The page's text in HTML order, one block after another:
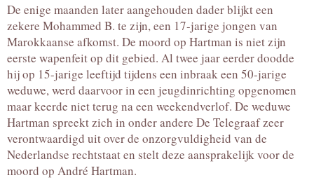
De enige maanden later aangehouden dader blijkt een
zekere Mohammed B. te zijn, een 17-jarige jongen van
Marokkaanse afkomst. De moord op Hartman is niet zijn
eerste wapenfeit op dit gebied. Al twee jaar eerder doodde
hij op 15-jarige leeftijd tijdens een inbraak een 50-jarige
weduwe, werd daarvoor in een jeugdinrichting opgenomen
maar keerde niet terug na een weekendverlof. De weduwe
Hartman spreekt zich in onder andere De Telegraaf zeer
verontwaardigd uit over de onzorgvuldigheid van de
Nederlandse rechtstaat en stelt deze aansprakelijk voor de
moord op André Hartman.